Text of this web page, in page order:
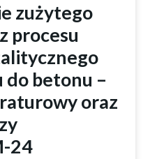
zużytego
procesu
do betonu –
oraz
24